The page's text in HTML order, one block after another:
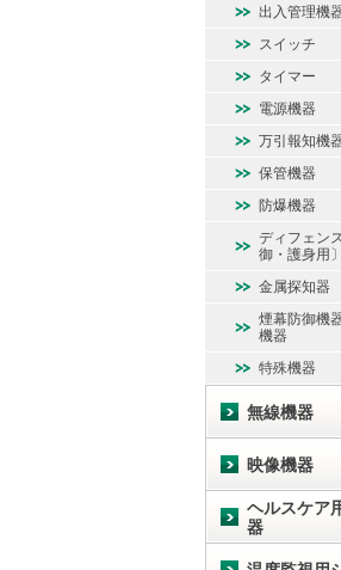
出入管理機
スイッチ
タイマー
電源機器
万引報知機
保管機器
防爆機器
ディフェン
御・護身用〕
金属探知器
煙幕防御機
機器
特殊機器
無線機器
映像機器
ヘルスケア
器